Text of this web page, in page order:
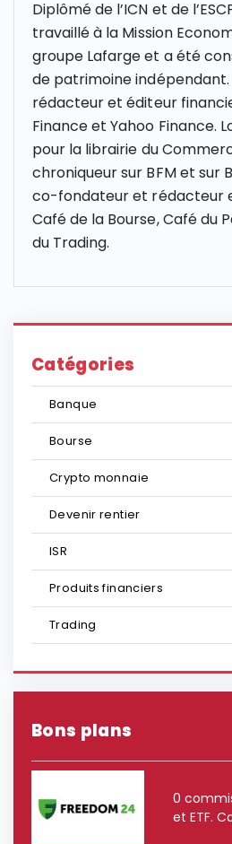
Diplômé de l’ICN et de l’
travaillé à la Mission
groupe Lafarge et a été
de patrimoine
rédacteur et éditeur
Finance et Yahoo Finance.
pour la librairie du
chroniqueur sur BFM et sur
co-fondateur et rédacteur
Café de la Bourse, Café du
du Trading.
Catégories
Banque
Bourse
Crypto monnaie
Devenir rentier
ISR
Produits financiers
Trading
Bons plans
0
et ETF.